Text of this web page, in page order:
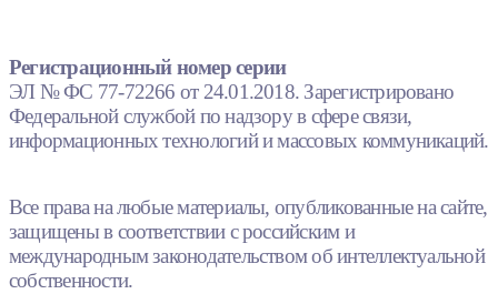
Регистрационный номер серии
ЭЛ № ФС 77-72266 от 24.01.2018. Зарегистрировано
Федеральной службой по надзору в сфере связи,
информационных технологий и массовых коммуникаций.
Все права на любые материалы, опубликованные на сайте,
защищены в соответствии с российским и
международным законодательством об интеллектуальной
собственности.